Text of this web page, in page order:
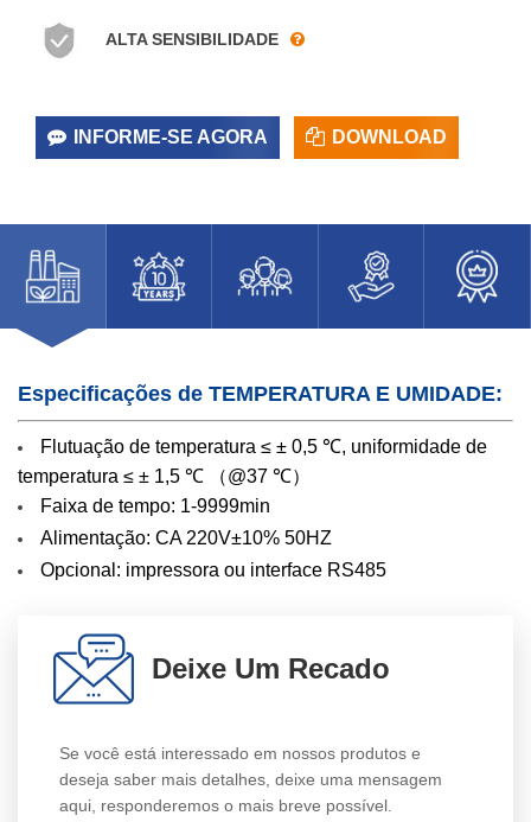
ALTA SENSIBILIDADE
INFORME-SE AGORA DOWNLOAD
Especificações de TEMPERATURA E UMIDADE:
Flutuação de temperatura ≤ ± 0,5 ℃, uniformidade de
temperatura ≤ ± 1,5 ℃ （@37 ℃）
Faixa de tempo: 1-9999min
Alimentação: CA 220V±10% 50HZ
Opcional: impressora ou interface RS485
Deixe Um Recado
Se você está interessado em nossos produtos e
deseja saber mais detalhes, deixe uma mensagem
aqui, responderemos o mais breve possível.